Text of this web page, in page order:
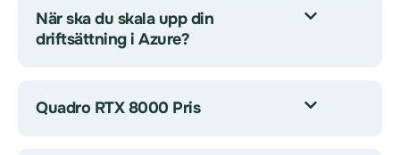
När ska du skala upp din
driftsättning i Azure?
Quadro RTX 8000 Pris